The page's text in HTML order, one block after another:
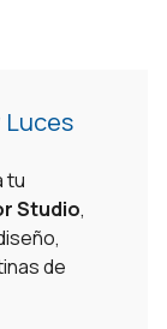
Luces
tu
Studio,
de